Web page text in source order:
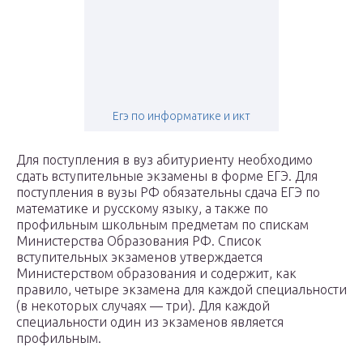
Егэ по информатике и икт
Для поступления в вуз абитуриенту необходимо
сдать вступительные экзамены в форме ЕГЭ. Для
поступления в вузы РФ обязательны сдача ЕГЭ по
математике и русскому языку, а также по
профильным школьным предметам по спискам
Министерства Образования РФ. Список
вступительных экзаменов утверждается
Министерством образования и содержит, как
правило, четыре экзамена для каждой специальности
(в некоторых случаях — три). Для каждой
специальности один из экзаменов является
профильным.